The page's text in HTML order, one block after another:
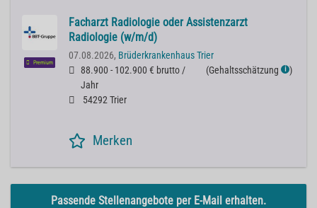
Premium
Facharzt Radiologie oder Assistenzarzt
Radiologie (w/m/d)
07.08.2026, Brüderkrankenhaus Trier
88.900 - 102.900 € brutto /
Jahr
(Gehaltsschätzung ℹ )
54292 Trier
Merken
Passende Stellenangebote per E-Mail erhalten.